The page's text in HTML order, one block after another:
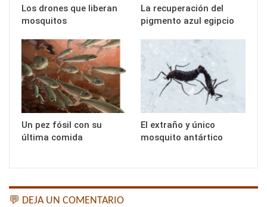
Los drones que liberan
mosquitos
La recuperación del
pigmento azul egipcio
Un pez fósil con su
última comida
El extraño y único
mosquito antártico
💬 DEJA UN COMENTARIO